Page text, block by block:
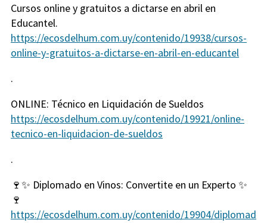
Cursos online y gratuitos a dictarse en abril en
Educantel.
https://ecosdelhum.com.uy/contenido/19938/cursos-
online-y-gratuitos-a-dictarse-en-abril-en-educantel
.
ONLINE: Técnico en Liquidación de Sueldos
https://ecosdelhum.com.uy/contenido/19921/online-
tecnico-en-liquidacion-de-sueldos
.
🍷✨ Diplomado en Vinos: Convertite en un Experto ✨
🍷
https://ecosdelhum.com.uy/contenido/19904/diplomad